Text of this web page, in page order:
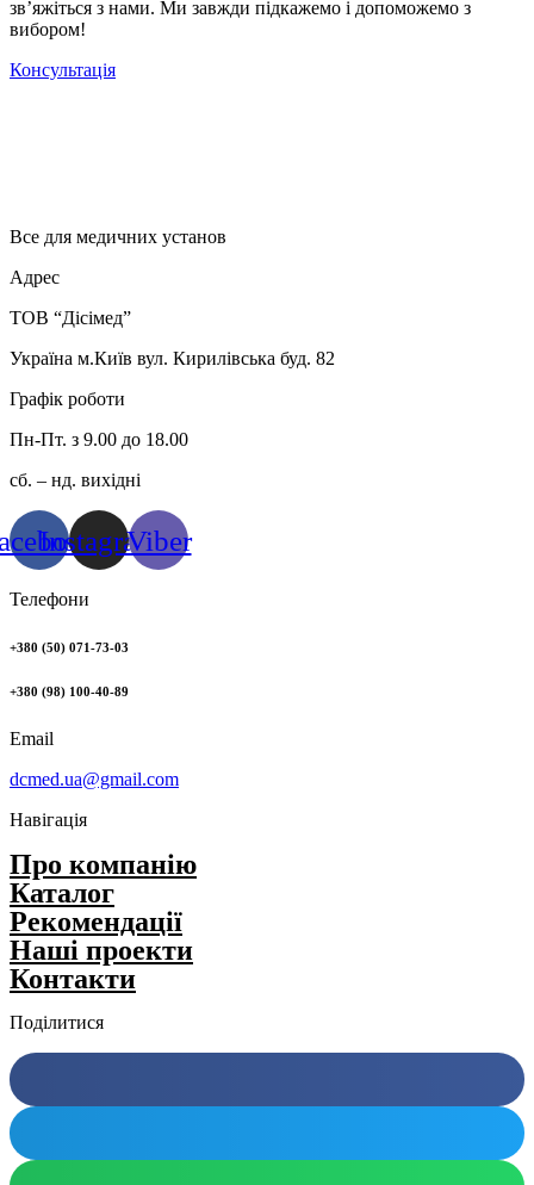
зв’яжіться з нами. Ми завжди підкажемо і допоможемо з
вибором!
Консультація
Все для медичних установ
Адрес
ТОВ “Дісімед”
Україна м.Київ вул. Кирилівська буд. 82
Графік роботи
Пн-Пт. з 9.00 до 18.00
сб. – нд. вихідні
InstagramViber
Телефони
+380 (50) 071-73-03
+380 (98) 100-40-89
Email
dcmed.ua@gmail.com
Навігація
Про компанію
Каталог
Рекомендації
Нашi проекти
Контакти
Поділитися